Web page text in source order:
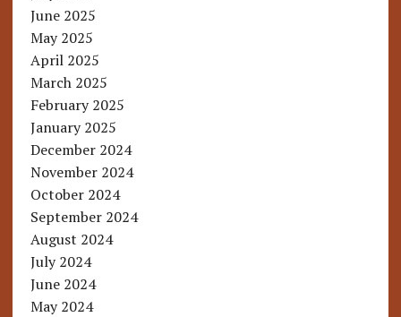
June 2025
May 2025
April 2025
March 2025
February 2025
January 2025
December 2024
November 2024
October 2024
September 2024
August 2024
July 2024
June 2024
May 2024